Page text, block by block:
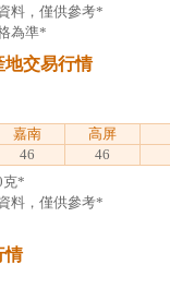
料，僅供參考*
為準*
地交易行情
嘉南 高屏
46
46
克*
料，僅供參考*
情